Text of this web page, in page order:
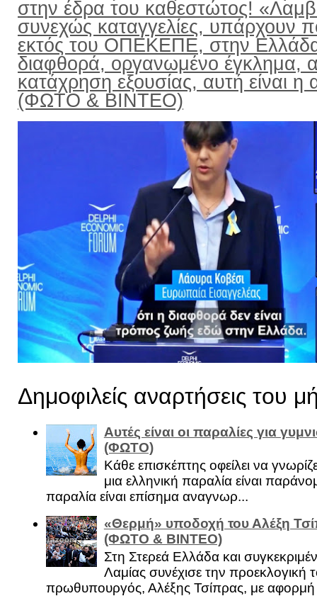
στην έδρα του καθεστώτος!
συνεχώς καταγγελίες, υπάρχουν
εκτός του ΟΠΕΚΕΠΕ, στην
διαφθορά, οργανωμένο έγκλημα,
κατάχρηση εξουσίας, αυτή είναι η
(ΦΩΤΟ & ΒΙΝΤΕΟ)
Δημοφιλείς αναρτήσεις του
Αυτές είναι οι παραλίες για
(ΦΩΤΟ)
Κάθε επισκέπτης οφείλει να
μια ελληνική παραλία είναι
παραλία είναι επίσημα αναγνωρ...
«Θερμή» υποδοχή του Αλέξη
(ΦΩΤΟ & ΒΙΝΤΕΟ)
Στη Στερεά Ελλάδα και
Λαμίας συνέχισε την προεκλογική
πρωθυπουργός, Αλέξης Τσίπρας, με αφορμή